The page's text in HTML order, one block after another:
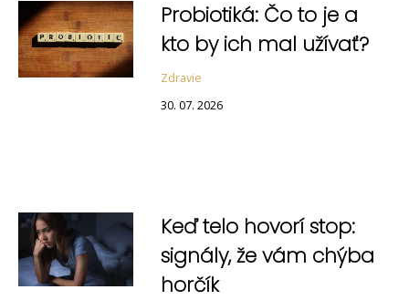
Probiotiká: Čo to je a
kto by ich mal užívať?
Zdravie
30. 07. 2026
Keď telo hovorí stop:
signály, že vám chýba
horčík